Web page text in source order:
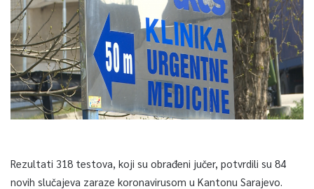
Rezultati 318 testova, koji su obrađeni jučer, potvrdili su 84
novih slučajeva zaraze koronavirusom u Kantonu Sarajevo.